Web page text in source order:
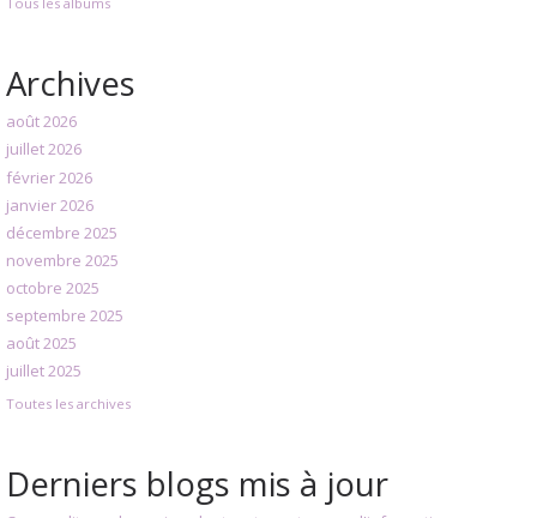
Archives
août 2026
juillet 2026
février 2026
janvier 2026
décembre 2025
novembre 2025
octobre 2025
septembre 2025
août 2025
juillet 2025
Toutes les archives
Derniers blogs mis à jour